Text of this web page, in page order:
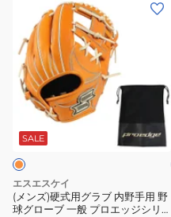
ュ
ア
ル
WBW103653
ロ
ー
ブ
一
硬
式
内
野
手
ズ)
硬
式
用
ラ
ブ
内
野
手
SALE
エスエスケイ
(メンズ)硬式用グラブ 内野手用 野
球グローブ 一般 プロエッジシリ
レ